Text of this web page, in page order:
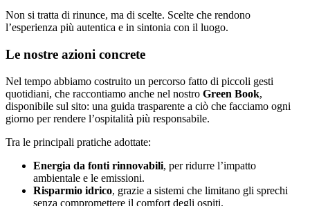
Non si tratta di rinunce, ma di scelte. Scelte che rendono
l’esperienza più autentica e in sintonia con il luogo.
Le nostre azioni concrete
Nel tempo abbiamo costruito un percorso fatto di piccoli gesti
quotidiani, che raccontiamo anche nel nostro Green Book,
disponibile sul sito: una guida trasparente a ciò che facciamo ogni
giorno per rendere l’ospitalità più responsabile.
Tra le principali pratiche adottate:
Energia da fonti rinnovabili, per ridurre l’impatto
ambientale e le emissioni.
Risparmio idrico, grazie a sistemi che limitano gli sprechi
senza compromettere il comfort degli ospiti.